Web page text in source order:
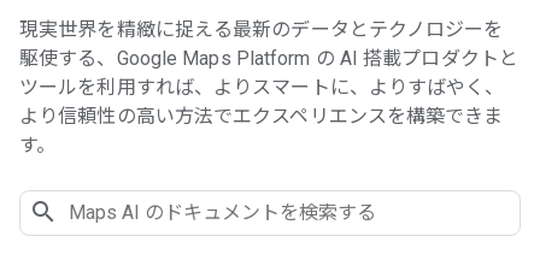
現実世界を精緻に捉える最新のデータとテクノロジーを
駆使する、Google Maps Platform の AI 搭載プロダクトと
ツールを利用すれば、よりスマートに、よりすばやく、
より信頼性の高い方法でエクスペリエンスを構築できま
す。